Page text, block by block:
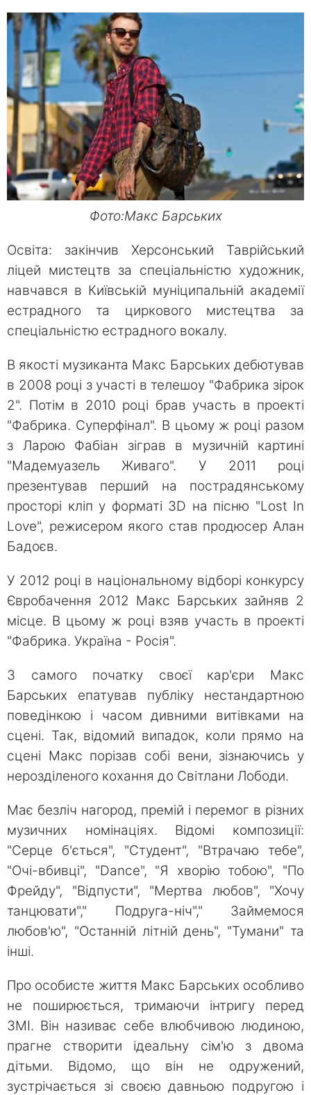
Фото:Макс Барських
Освіта: закінчив Херсонський Таврійський
ліцей мистецтв за спеціальністю художник,
навчався в Київській муніципальній академії
естрадного та циркового мистецтва за
спеціальністю естрадного вокалу.
В якості музиканта Макс Барських дебютував
в 2008 році з участі в телешоу "Фабрика зірок
2". Потім в 2010 році брав участь в проекті
"Фабрика. Суперфінал". В цьому ж році разом
з Ларою Фабіан зіграв в музичній картині
"Мадемуазель Живаго". У 2011 році
презентував перший на пострадянському
просторі кліп у форматі 3D на пісню "Lost In
Love", режисером якого став продюсер Алан
Бадоєв.
У 2012 році в національному відборі конкурсу
Євробачення 2012 Макс Барських зайняв 2
місце. В цьому ж році взяв участь в проекті
"Фабрика. Україна - Росія".
З самого початку своєї кар'єри Макс
Барських епатував публіку нестандартною
поведінкою і часом дивними витівками на
сцені. Так, відомий випадок, коли прямо на
сцені Макс порізав собі вени, зізнаючись у
нерозділеного кохання до Світлани Лободи.
Має безліч нагород, премій і перемог в різних
музичних номінаціях. Відомі композиції:
"Серце б'ється", "Студент", "Втрачаю тебе",
"Очі-вбивці", "Dance", "Я хворію тобою", "По
Фрейду", "Відпусти", "Мертва любов", "Хочу
танцювати"," Подруга-ніч"," Займемося
любов'ю", "Останній літній день", "Тумани" та
інші.
Про особисте життя Макс Барських особливо
не поширюється, тримаючи інтригу перед
ЗМІ. Він називає себе влюбчивою людиною,
прагне створити ідеальну сім'ю з двома
дітьми. Відомо, що він не одружений,
зустрічається зі своєю давньою подругою і